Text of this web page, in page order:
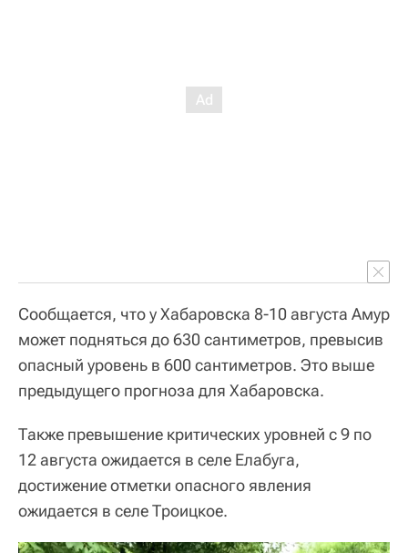
Сообщается, что у Хабаровска 8-10 августа Амур
может подняться до 630 сантиметров, превысив
опасный уровень в 600 сантиметров. Это выше
предыдущего прогноза для Хабаровска.
Также превышение критических уровней с 9 по
12 августа ожидается в селе Елабуга,
достижение отметки опасного явления
ожидается в селе Троицкое.